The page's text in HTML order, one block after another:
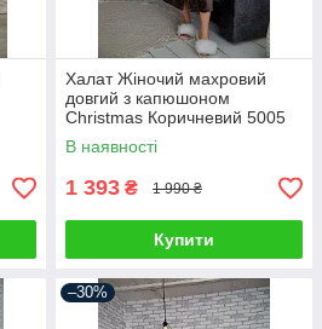
Халат Жіночий махровий
довгий з капюшоном
Christmas Коричневий 5005
В наявності
1 393 ₴ 1 990 ₴
Купити
–30%